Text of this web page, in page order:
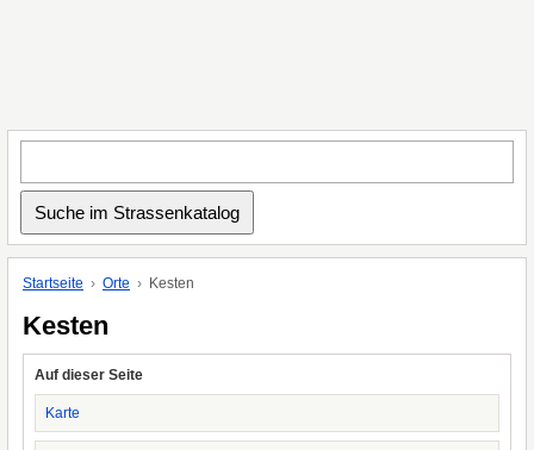
Startseite Orte Kesten
Kesten
Auf dieser Seite
Karte